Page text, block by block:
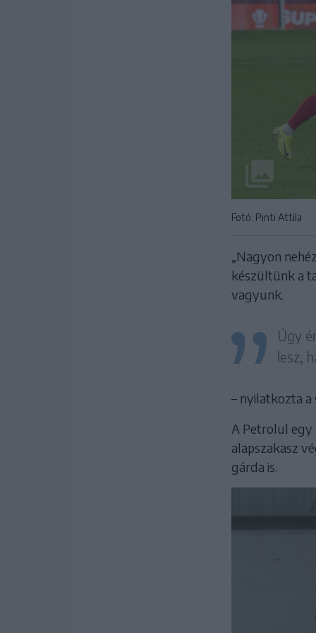
Fotó: Pinti Attila
„Nagyon
készültünk a
vagyunk.
Úgy
lesz,
– nyilatkozta a
A Petrolul egy
alapszakasz
gárda is.